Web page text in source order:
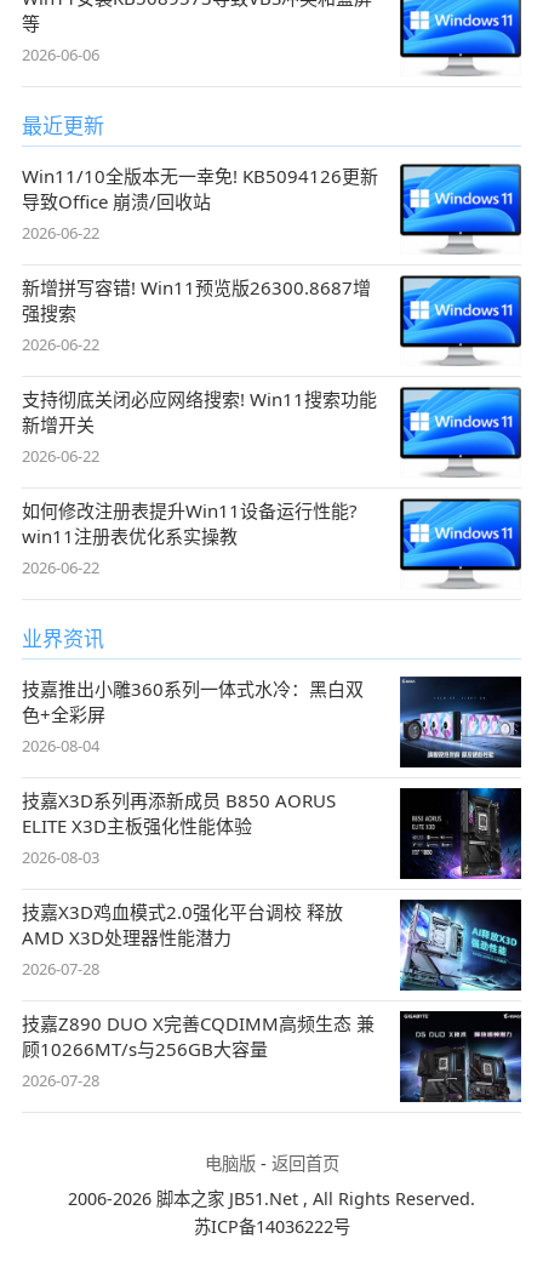
等
2026-06-06
最近更新
Win11/10全版本无一幸免! KB5094126更新
导致Office 崩溃/回收站
2026-06-22
新增拼写容错! Win11预览版26300.8687增
强搜索
2026-06-22
支持彻底关闭必应网络搜索! Win11搜索功能
新增开关
2026-06-22
如何修改注册表提升Win11设备运行性能?
win11注册表优化系实操教
2026-06-22
业界资讯
技嘉推出小雕360系列一体式水冷：黑白双
色+全彩屏
2026-08-04
技嘉X3D系列再添新成员 B850 AORUS
ELITE X3D主板强化性能体验
2026-08-03
技嘉X3D鸡血模式2.0强化平台调校 释放
AMD X3D处理器性能潜力
2026-07-28
技嘉Z890 DUO X完善CQDIMM高频生态 兼
顾10266MT/s与256GB大容量
2026-07-28
电脑版- 返回首页
2006-2026 脚本之家 JB51.Net , All Rights Reserved.
苏ICP备14036222号